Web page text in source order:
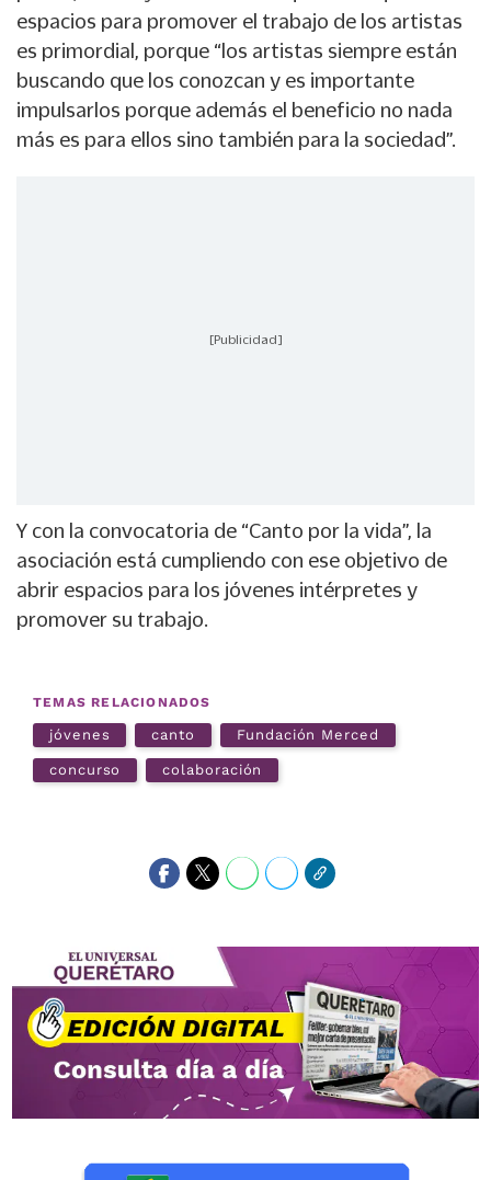
espacios para promover el trabajo de los artistas
es primordial, porque “los artistas siempre están
buscando que los conozcan y es importante
impulsarlos porque además el beneficio no nada
más es para ellos sino también para la sociedad”.
[Publicidad]
Y con la convocatoria de “Canto por la vida”, la
asociación está cumpliendo con ese objetivo de
abrir espacios para los jóvenes intérpretes y
promover su trabajo.
TEMAS RELACIONADOS
jóvenes canto Fundación Merced
concurso colaboración